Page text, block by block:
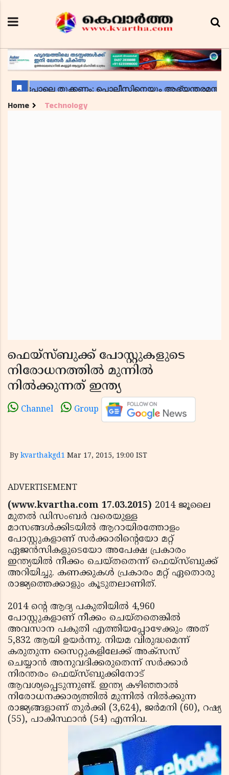
Home Technology
ഫെയ്‌സ്ബുക്ക് പോസ്റ്റുകളുടെ
നിരോധനത്തില്‍ മുന്നില്‍
നില്‍ക്കുന്നത് ഇന്ത്യ
Channel Group
By kvarthakgd1 Mar 17, 2015, 19:00 IST
ADVERTISEMENT
(www.kvartha.com 17.03.2015) 2014 ജൂലൈ
മുതല്‍ ഡിസംബര്‍ വരെയുള്ള
മാസങ്ങള്‍ക്കിടയില്‍ ആറായിരത്തോളം
പോസ്റ്റുകളാണ് സര്‍ക്കാരിന്റെയോ മറ്റ്
ഏജന്‍സികളുടെയോ അപേക്ഷ പ്രകാരം
ഇന്ത്യയില്‍ നീക്കം ചെയ്തതെന്ന് ഫെയ്‌സ്ബുക്ക്
അറിയിച്ചു. കണക്കുകള്‍ പ്രകാരം മറ്റ് ഏതൊരു
രാജ്യത്തെക്കാളും കൂടുതലാണിത്.
2014 ന്റെ ആദ്യ പകുതിയില്‍ 4,960
പോസ്റ്റുകളാണ് നീക്കം ചെയ്തതെങ്കില്‍
അവസാന പകുതി എത്തിയപ്പോഴേക്കും അത്
5,832 ആയി ഉയര്‍ന്നു. നിയമ വിരുദ്ധമെന്ന്
കരുതുന്ന സൈറ്റുകളിലേക്ക് അക്‌സസ്
ചെയ്യാന്‍ അനുവദിക്കരുതെന്ന് സര്‍ക്കാര്‍
നിരന്തരം ഫെയ്‌സ്ബുക്കിനോട്
ആവശ്യപ്പെടുന്നുണ്ട്. ഇന്ത്യ കഴിഞ്ഞാല്‍
നിരോധനക്കാര്യത്തില്‍ മുന്നില്‍ നില്‍ക്കുന്ന
രാജ്യങ്ങളാണ് തുര്‍ക്കി (3,624), ജര്‍മനി (60), റഷ്യ
(55), പാകിസ്ഥാന്‍ (54) എന്നിവ.